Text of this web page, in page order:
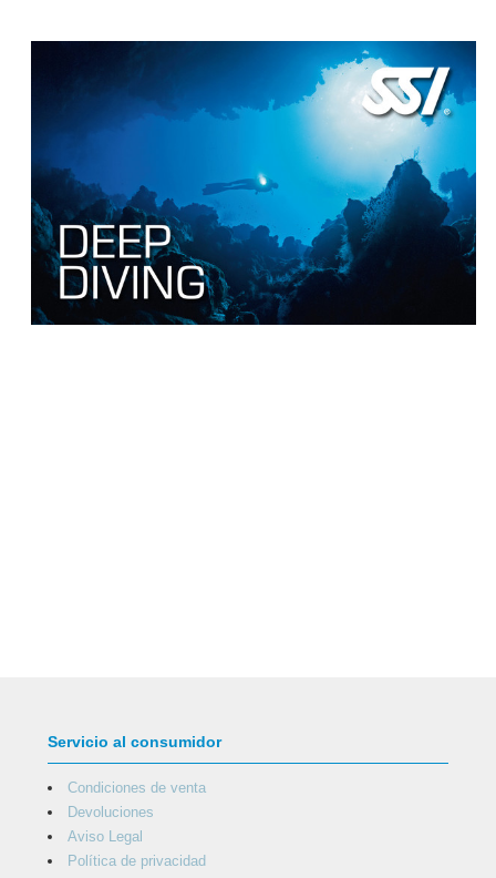
Servicio al consumidor
Condiciones de venta
Devoluciones
Aviso Legal
Política de privacidad